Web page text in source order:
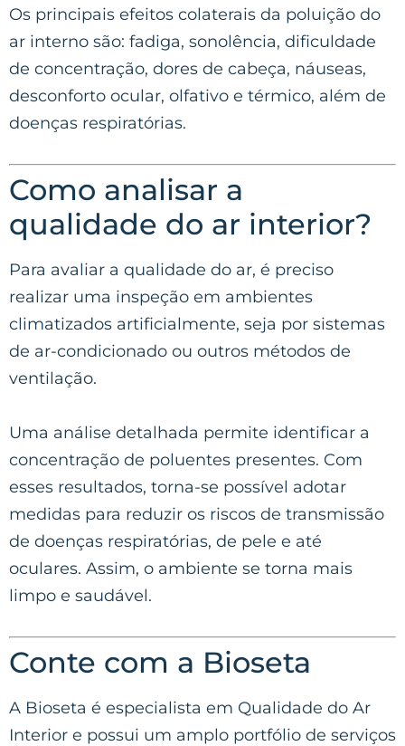
Os principais efeitos colaterais da poluição do
ar interno são: fadiga, sonolência, dificuldade
de concentração, dores de cabeça, náuseas,
desconforto ocular, olfativo e térmico, além de
doenças respiratórias.
Como analisar a
qualidade do ar interior?
Para avaliar a qualidade do ar, é preciso
realizar uma inspeção em ambientes
climatizados artificialmente, seja por sistemas
de ar-condicionado ou outros métodos de
ventilação.
Uma análise detalhada permite identificar a
concentração de poluentes presentes. Com
esses resultados, torna-se possível adotar
medidas para reduzir os riscos de transmissão
de doenças respiratórias, de pele e até
oculares. Assim, o ambiente se torna mais
limpo e saudável.
Conte com a Bioseta
A Bioseta é especialista em Qualidade do Ar
Interior e possui um amplo portfólio de serviços